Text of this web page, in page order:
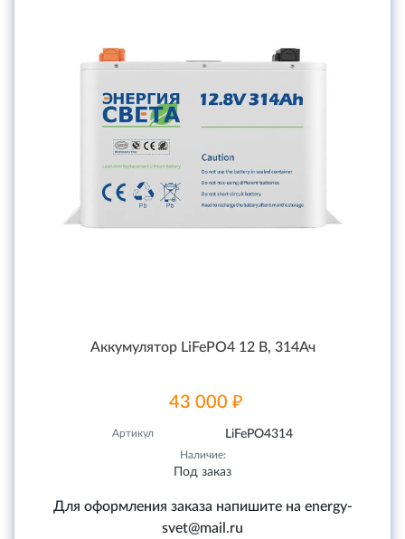
Аккумулятор LiFePO4 12 В, 314Ач
43 000 ₽
Артикул LiFePO4314
Наличие:
Под заказ
Для оформления заказа напишите на energy-
svet@mail.ru